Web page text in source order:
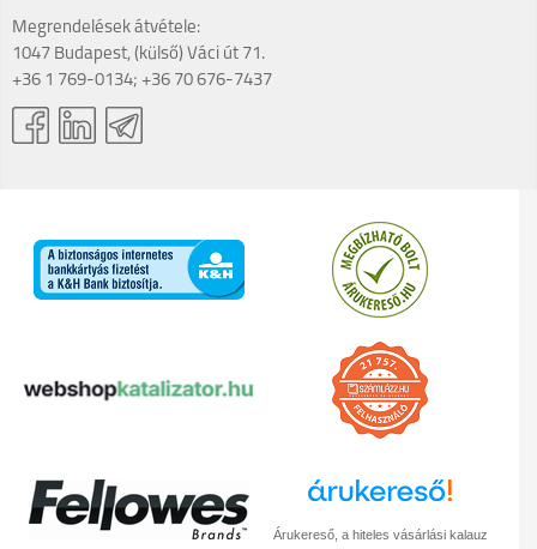
Megrendelések átvétele:
1047 Budapest, (külső) Váci út 71.
+36 1 769-0134; +36 70 676-7437
Árukereső, a hiteles vásárlási kalauz